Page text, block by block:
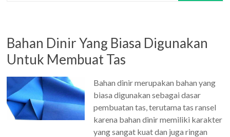
Bahan Dinir Yang Biasa Digunakan
Untuk Membuat Tas
Bahan dinir merupakan bahan yang
biasa digunakan sebagai dasar
pembuatan tas, terutama tas ransel
karena bahan dinir memiliki karakter
yang sangat kuat dan juga ringan